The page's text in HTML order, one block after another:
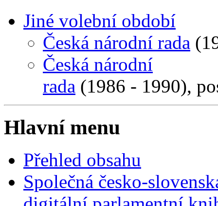
Jiné volební období
Česká národní rada
Česká národní
rada (1986 - 1990),
Hlavní menu
Přehled obsahu
Společná česko-